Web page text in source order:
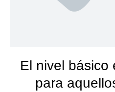
El nivel básico
para